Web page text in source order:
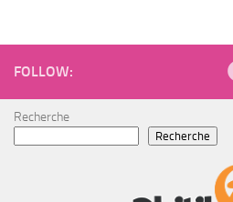
FOLLOW:
Recherche
Recherche